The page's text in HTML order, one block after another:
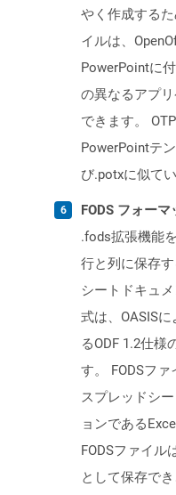
やく作成する
イルは、
PowerPointに
の異なるアプ
できます。
PowerPointテ
び.potxに似てい
FODS フォー
.fods拡張機能
行と列に保存
シートドキュ
式は、OASIS
るODF 1.2仕様
す。 FODSフ
スプレッドシ
ョンである
FODSファイル
として保存で